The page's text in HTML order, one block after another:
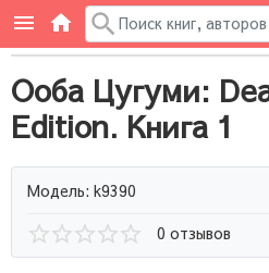
Ооба Цугуми:
Edition. Книга 1
Модель: k9390
0 отзывов